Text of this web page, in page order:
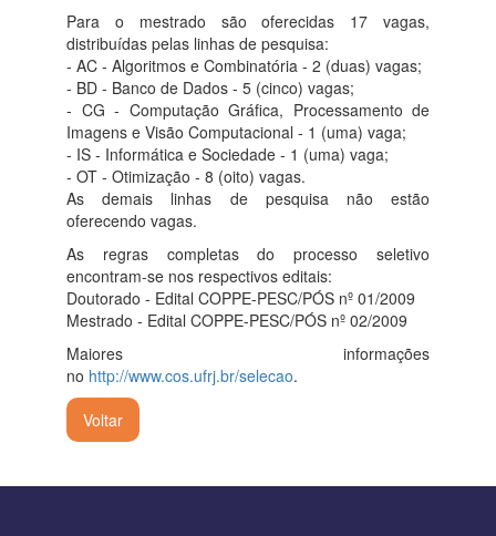
Para o mestrado são oferecidas 17 vagas,
distribuídas pelas linhas de pesquisa:
- AC - Algoritmos e Combinatória - 2 (duas) vagas;
- BD - Banco de Dados - 5 (cinco) vagas;
- CG - Computação Gráfica, Processamento de
Imagens e Visão Computacional - 1 (uma) vaga;
- IS - Informática e Sociedade - 1 (uma) vaga;
- OT - Otimização - 8 (oito) vagas.
As demais linhas de pesquisa não estão
oferecendo vagas.
As regras completas do processo seletivo
encontram-se nos respectivos editais:
Doutorado - Edital COPPE-PESC/PÓS nº 01/2009
Mestrado - Edital COPPE-PESC/PÓS nº 02/2009
Maiores informações
no http://www.cos.ufrj.br/selecao.
Voltar